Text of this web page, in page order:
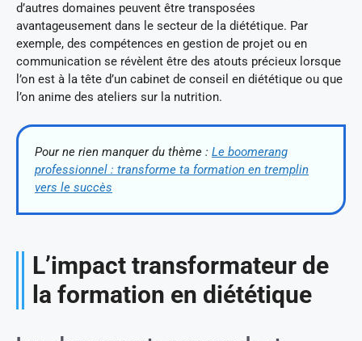
d’autres domaines peuvent être transposées
avantageusement dans le secteur de la diététique. Par
exemple, des compétences en gestion de projet ou en
communication se révèlent être des atouts précieux lorsque
l’on est à la tête d’un cabinet de conseil en diététique ou que
l’on anime des ateliers sur la nutrition.
Pour ne rien manquer du thème : Le boomerang
professionnel : transforme ta formation en tremplin
vers le succès
L’impact transformateur de
la formation en diététique